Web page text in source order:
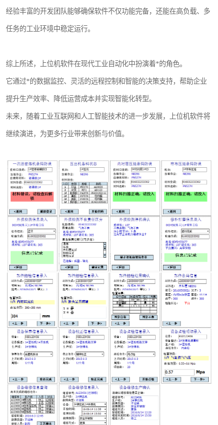
经验丰富的开发团队能够确保软件不仅功能完备，还能在高负载、多
任务的工业环境中稳定运行。
综上所述，上位机软件在现代工业自动化中扮演着*的角色。
它通过*的数据监控、灵活的远程控制和智能的决策支持，帮助企业
提升生产效率、降低运营成本并实现智能化转型。
未来，随着工业互联网和人工智能技术的进一步发展，上位机软件将
继续演进，为更多行业带来创新与价值。